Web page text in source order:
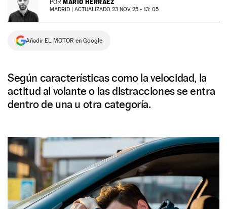
NEWSLETTER
SÍGUENOS
POR MARIO HERRÁEZ
MADRID | ACTUALIZADO 23 NOV 25 - 13: 05
Añadir EL MOTOR en Google
Según características como la velocidad, la
actitud al volante o las distracciones se entra
dentro de una u otra categoría.